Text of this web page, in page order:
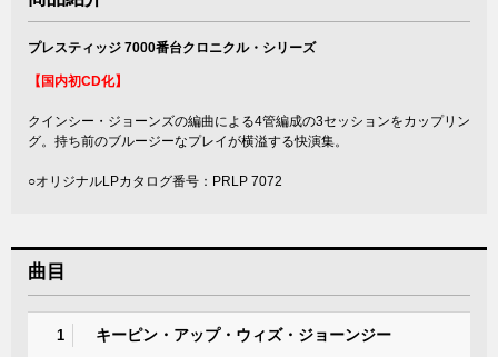
プレスティッジ 7000番台クロニクル・シリーズ
【国内初CD化】
クインシー・ジョーンズの編曲による4管編成の3セッションをカップリン
グ。持ち前のブルージーなプレイが横溢する快演集。
○オリジナルLPカタログ番号：PRLP 7072
曲目
1 キーピン・アップ・ウィズ・ジョーンジー